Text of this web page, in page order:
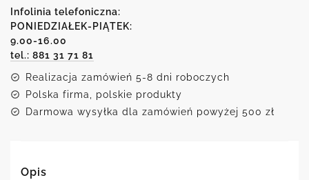
salonu
z
liściem
Infolinia telefoniczna:
PONIEDZIAŁEK-PIĄTEK:
9.00-16.00
tel.: 881 31 71 81
Realizacja zamówień 5-8 dni roboczych
Polska firma, polskie produkty
Darmowa wysyłka dla zamówień powyżej 500 zł
Opis